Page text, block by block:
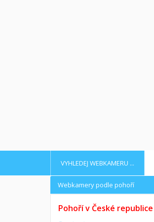
VYHLEDEJ WEBKAMERU ...
Webkamery podle pohoří
Pohoří v České republice